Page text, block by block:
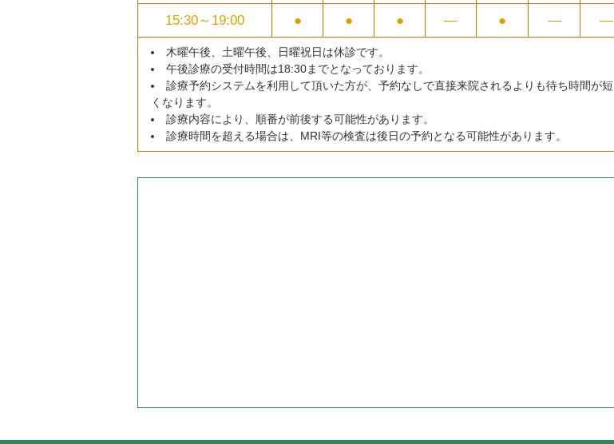
15:30～ 19:00 ● ● ● ― ● ― ―
木曜午後、土曜午後、日曜祝日は休診です。
午後診療の受付時間は18:30までとなっております。
診療予約システムを利用して頂いた方が、予約なしで直接来院されるよりも待ち時間が短
くなります。
診療内容により、順番が前後する可能性があります。
診療時間を超える場合は、MRI等の検査は後日の予約となる可能性があります。